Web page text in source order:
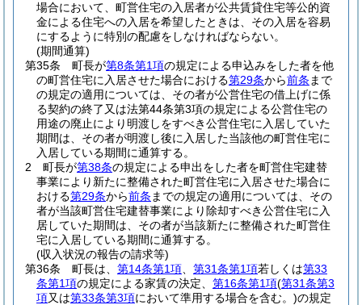
場合において、町営住宅の入居者が公共賃貸住宅等公的資
金による住宅への入居を希望したときは、その入居を容易
にするように特別の配慮をしなければならない。
(期間通算)
第35条
町長が第8条第1項の規定による申込みをした者を他
の町営住宅に入居させた場合における第29条から前条 まで
の規定の適用については、その者が公営住宅の借上げに係
る契約の終了又は法第44条第3項の規定による公営住宅の
用途の廃止により明渡しをすべき公営住宅に入居していた
期間は、その者が明渡し後に入居した当該他の町営住宅に
入居している期間に通算する。
2
町長が第38条の規定による申出をした者を町営住宅建替
事業により新たに整備された町営住宅に入居させた場合に
おける第29条から前条 までの規定の適用については、その
者が当該町営住宅建替事業により除却すべき公営住宅に入
居していた期間は、その者が当該新たに整備された町営住
宅に入居している期間に通算する。
(収入状況の報告の請求等)
第36条
町長は、 第14条第1項 第31条第1項若しくは第33
条第1項の規定による家賃の決定、 第16条第1項(第31条第3
項又は第33条第3項において準用する場合を含む。)の規定